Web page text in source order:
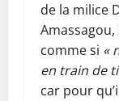
de la milice
Amassagou,
comme si «
en train de
car pour